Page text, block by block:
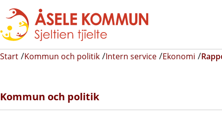
Start Kommun och politik Intern service Ekonomi
Kommun och politik